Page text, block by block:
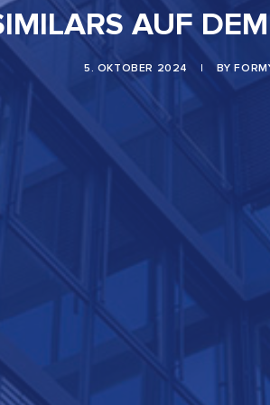
AUF
5. OKTOBER 2024 BY